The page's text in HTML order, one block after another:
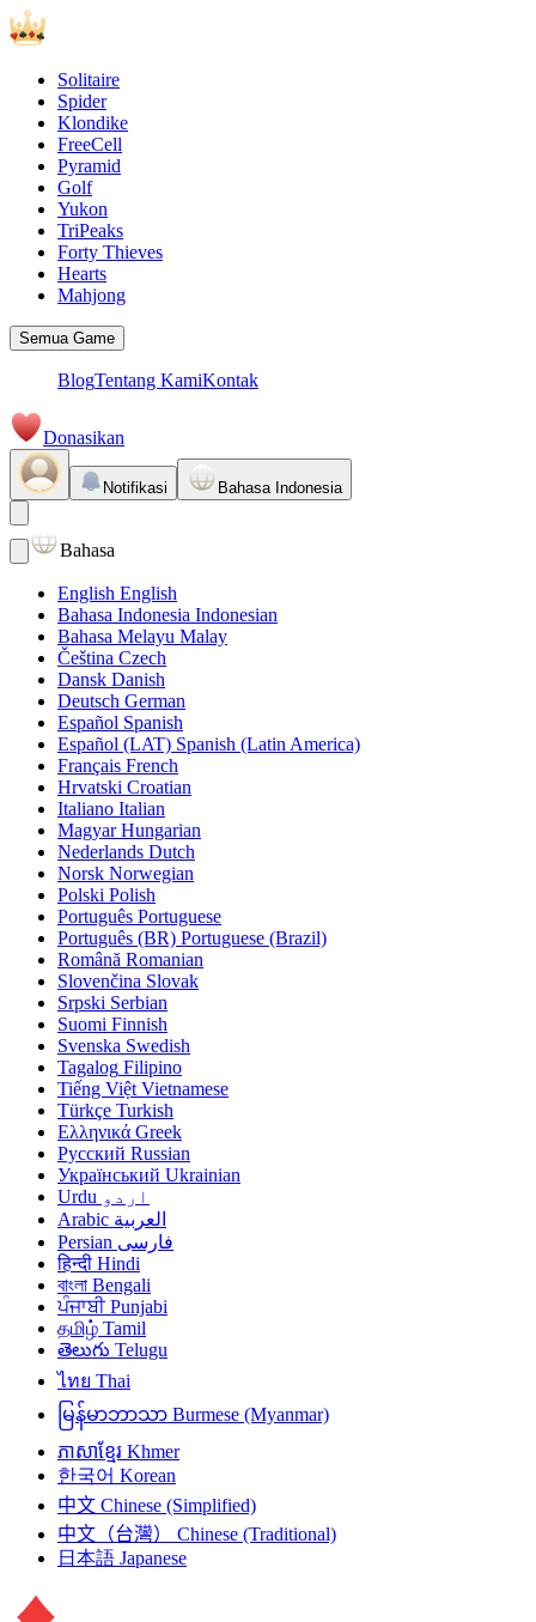
Solitaire
Spider
Klondike
FreeCell
Pyramid
Golf
Yukon
TriPeaks
Forty Thieves
Hearts
Mahjong
Semua Game
BlogTentang KamiKontak
Donasikan
Notifikasi Bahasa Indonesia
Bahasa
English English
Bahasa Indonesia Indonesian
Bahasa Melayu Malay
Čeština Czech
Dansk Danish
Deutsch German
Español Spanish
Español (LAT) Spanish (Latin America)
Français French
Hrvatski Croatian
Italiano Italian
Magyar Hungarian
Nederlands Dutch
Norsk Norwegian
Polski Polish
Português Portuguese
Português (BR) Portuguese (Brazil)
Română Romanian
Slovenčina Slovak
Srpski Serbian
Suomi Finnish
Svenska Swedish
Tagalog Filipino
Tiếng Việt Vietnamese
Türkçe Turkish
Ελληνικά Greek
Русский Russian
Український Ukrainian
اردو Urdu
العربية Arabic
فارسی Persian
हिन्दी Hindi
বাংলা Bengali
ਪੰਜਾਬੀ Punjabi
தமிழ் Tamil
తెలుగు Telugu
ไทย Thai
မြန်မာဘာသာ Burmese (Myanmar)
ភាសាខ្មែរ Khmer
한국어 Korean
中文 Chinese (Simplified)
中文（台灣）
Chinese (Traditional)
日本語 Japanese